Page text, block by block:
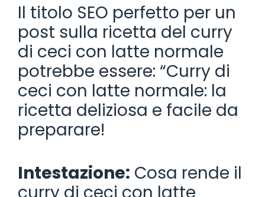
Il titolo SEO perfetto per un
post sulla ricetta del curry
di ceci con latte normale
potrebbe essere: “Curry di
ceci con latte normale: la
ricetta deliziosa e facile da
preparare!
Intestazione: Cosa rende il